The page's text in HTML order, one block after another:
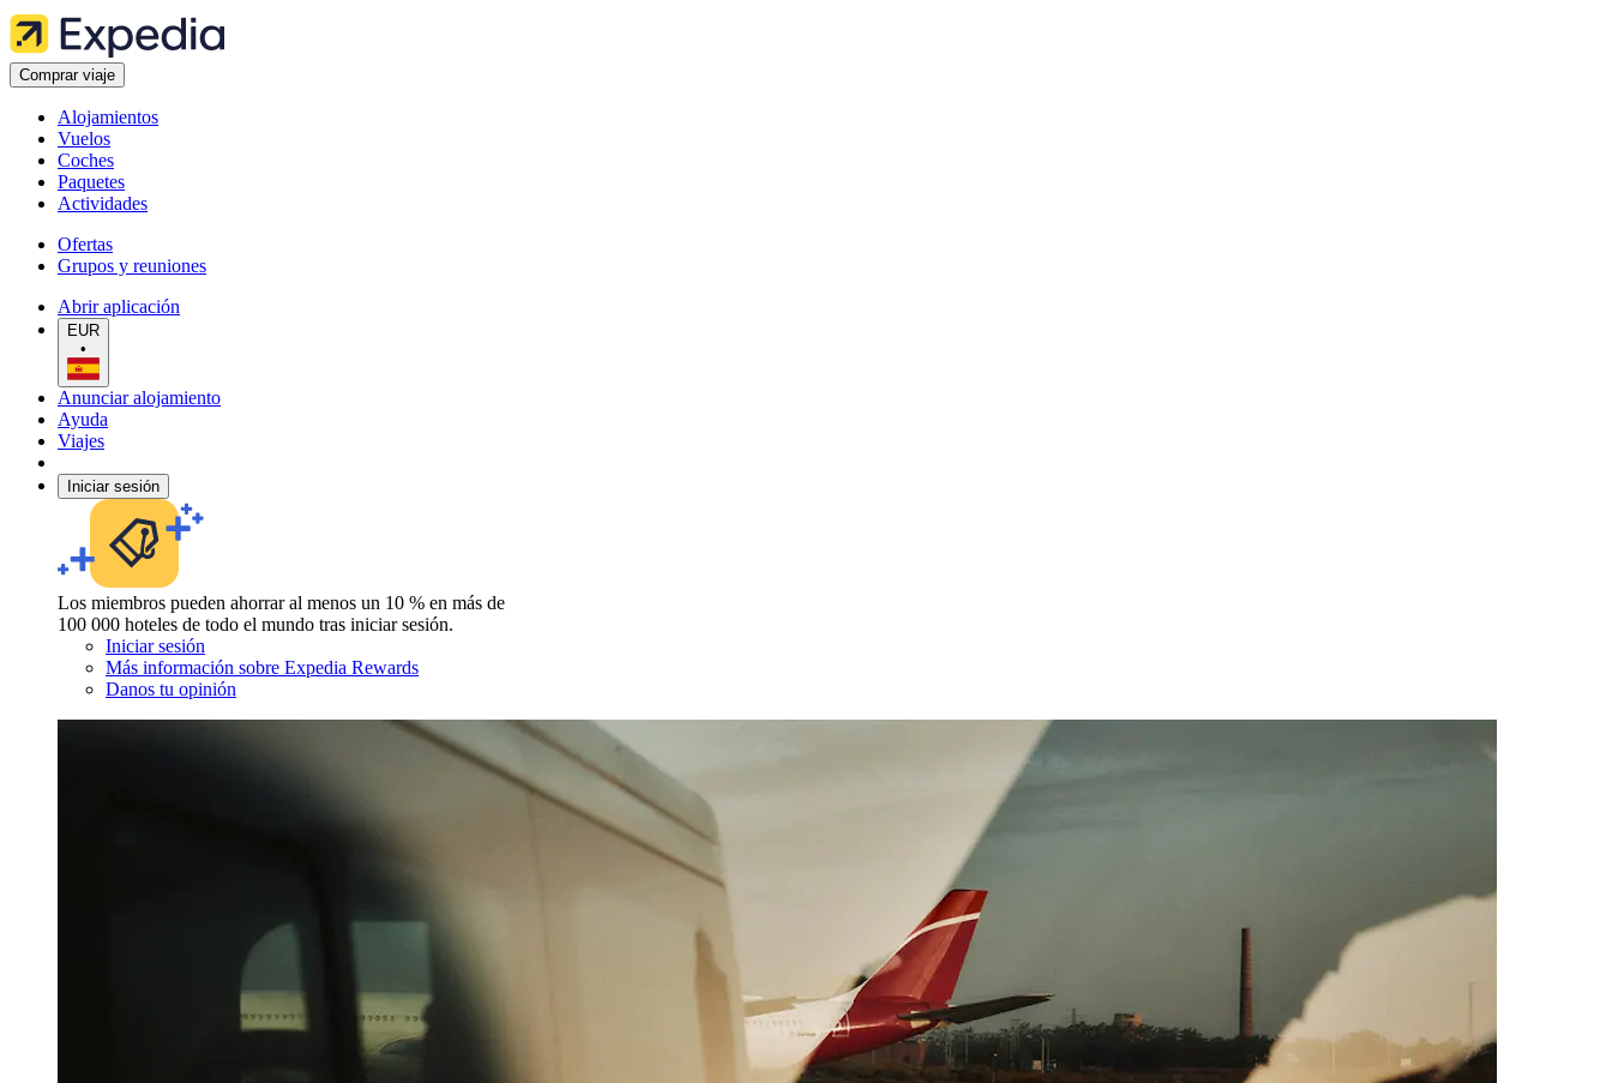
Comprar viaje
Alojamientos
Vuelos
Coches
Paquetes
Actividades
Ofertas
Grupos y reuniones
Abrir aplicación
EUR
•
Anunciar alojamiento
Ayuda
Viajes
Iniciar sesión
Los miembros pueden ahorrar al menos un 10 % en más de
100 000 hoteles de todo el mundo tras iniciar sesión.
Iniciar sesión
Más información sobre Expedia Rewards
Danos tu opinión